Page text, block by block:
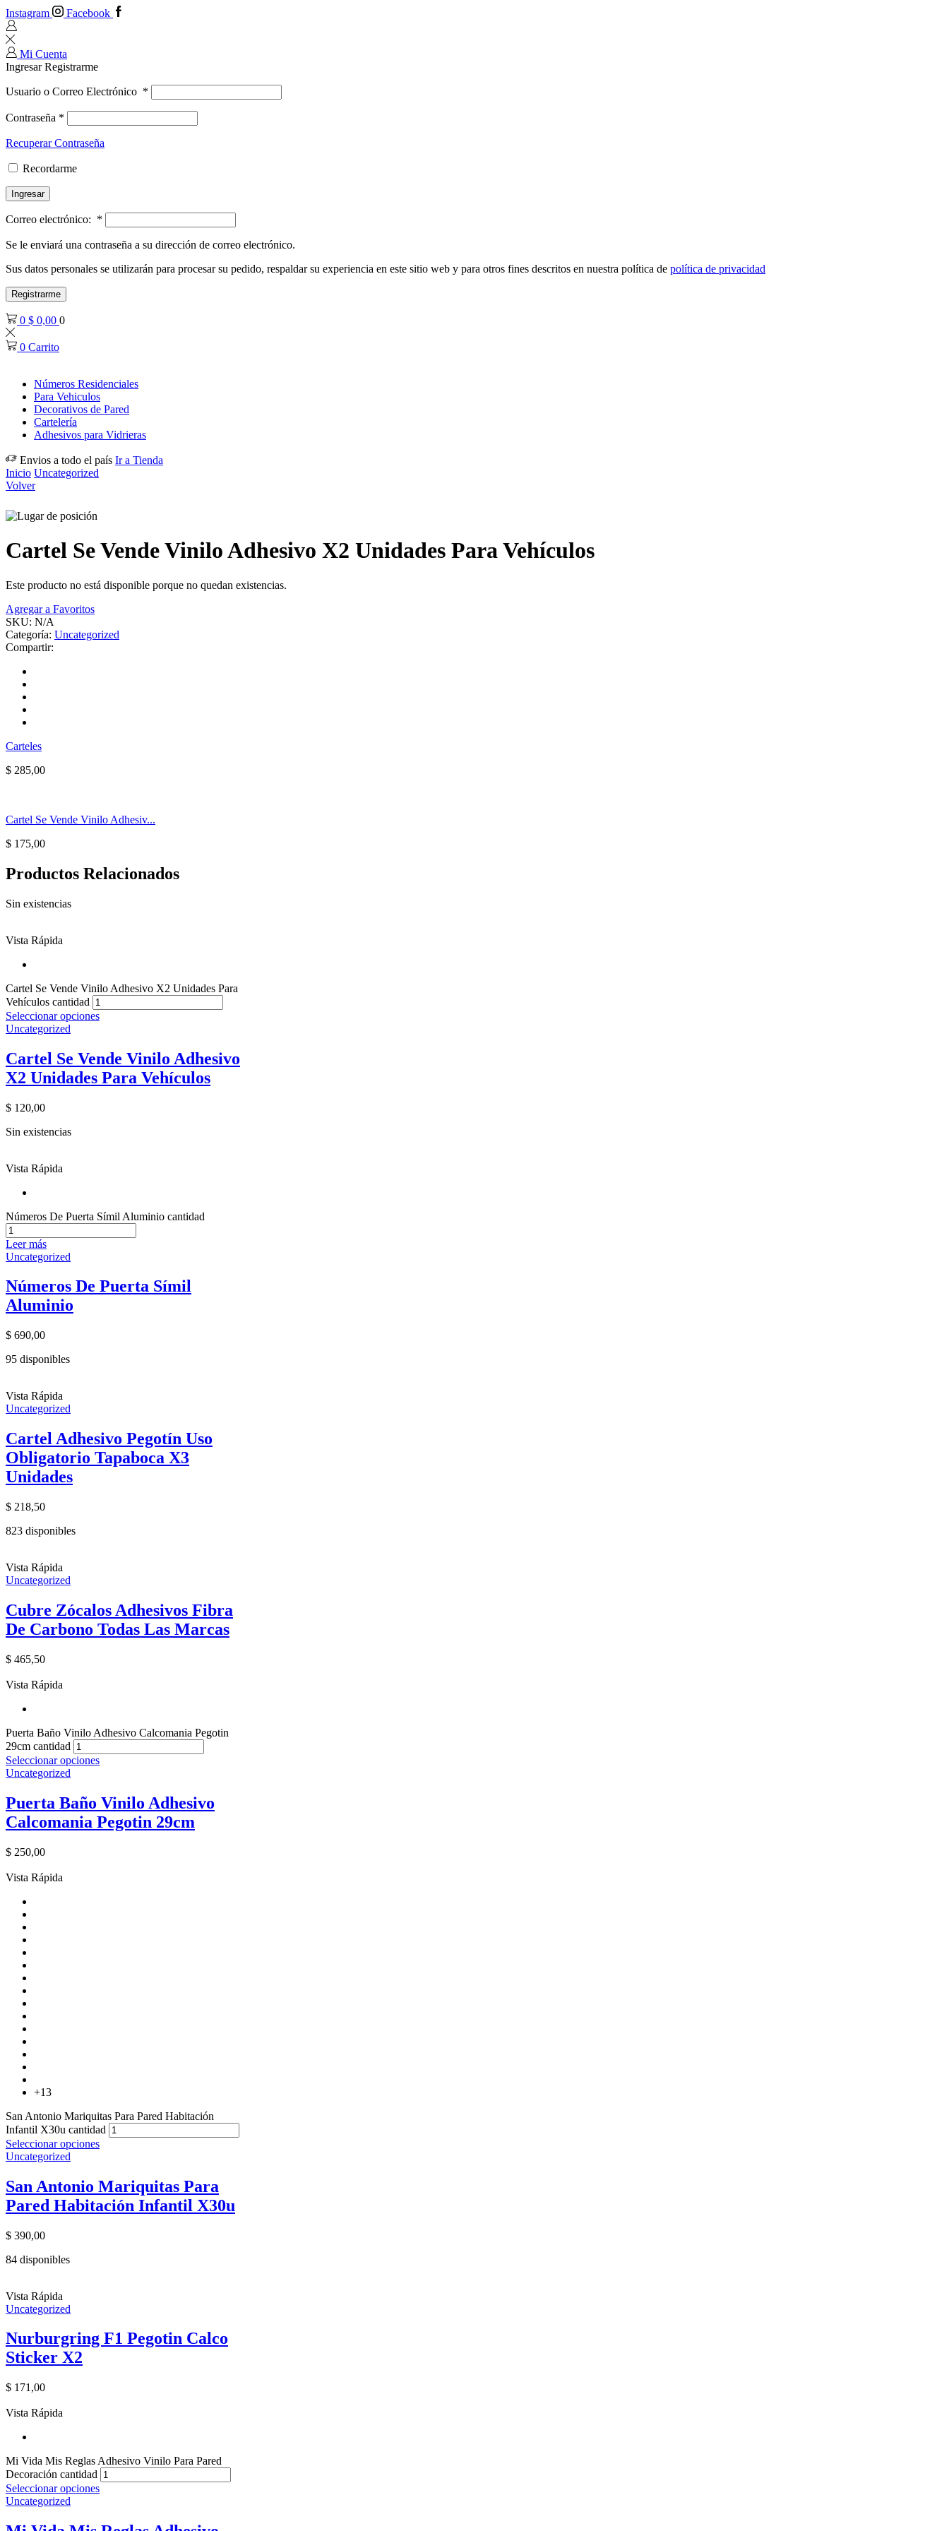
Instagram Facebook
Mi Cuenta
IngresarRegistrarme
Usuario o Correo Electrónico *
Contraseña *
Recuperar Contraseña
Recordarme
Ingresar
Correo electrónico: *
Se le enviará una contraseña a su dirección de correo electrónico.
Sus datos personales se utilizarán para procesar su pedido, respaldar su experiencia en este sitio web y para otros fines descritos en nuestra política de política de privacidad
Registrarme
0 $ 0,00 0
0 Carrito
Números Residenciales
Para Vehiculos
Decorativos de Pared
Cartelería
Adhesivos para Vidrieras
Envios a todo el país Ir a Tienda
Inicio Uncategorized
Volver
Cartel Se Vende Vinilo Adhesivo X2 Unidades Para Vehículos
Este producto no está disponible porque no quedan existencias.
Agregar a Favoritos
SKU: N/A
Categoría: Uncategorized
Compartir:
Carteles
$ 285,00
Cartel Se Vende Vinilo Adhesiv...
$ 175,00
Productos Relacionados
Sin existencias
Vista Rápida
Cartel Se Vende Vinilo Adhesivo X2 Unidades Para
Vehículos cantidad
Seleccionar opciones
Uncategorized
Cartel Se Vende Vinilo Adhesivo
X2 Unidades Para Vehículos
$ 120,00
Sin existencias
Vista Rápida
Números De Puerta Símil Aluminio cantidad
Leer más
Uncategorized
Números De Puerta Símil
Aluminio
$ 690,00
95 disponibles
Vista Rápida
Uncategorized
Cartel Adhesivo Pegotín Uso
Obligatorio Tapaboca X3
Unidades
$ 218,50
823 disponibles
Vista Rápida
Uncategorized
Cubre Zócalos Adhesivos Fibra
De Carbono Todas Las Marcas
$ 465,50
Vista Rápida
Puerta Baño Vinilo Adhesivo Calcomania Pegotin
29cm cantidad
Seleccionar opciones
Uncategorized
Puerta Baño Vinilo Adhesivo
Calcomania Pegotin 29cm
$ 250,00
Vista Rápida
+13
San Antonio Mariquitas Para Pared Habitación
Infantil X30u cantidad
Seleccionar opciones
Uncategorized
San Antonio Mariquitas Para
Pared Habitación Infantil X30u
$ 390,00
84 disponibles
Vista Rápida
Uncategorized
Nurburgring F1 Pegotin Calco
Sticker X2
$ 171,00
Vista Rápida
Mi Vida Mis Reglas Adhesivo Vinilo Para Pared
Decoración cantidad
Seleccionar opciones
Uncategorized